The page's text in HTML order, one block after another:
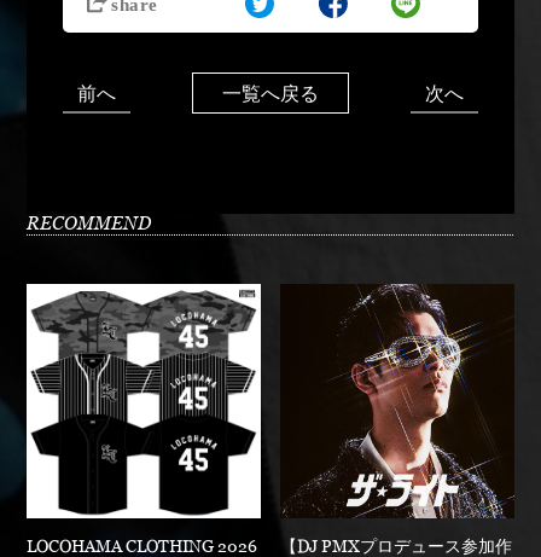
前へ 一覧へ戻る 次へ
RECOMMEND
LOCOHAMA CLOTHING 2026
【DJ PMXプロデュース参加作